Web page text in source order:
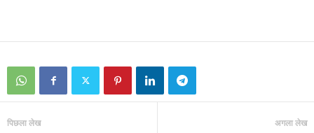
पिछला लेख अगला लेख